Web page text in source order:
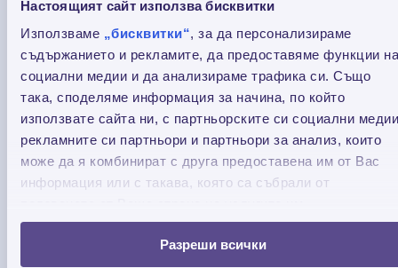
Настоящият сайт използва бисквитки
Използваме „бисквитки“, за да персонализираме
съдържанието и рекламите, да предоставяме функции на
социални медии и да анализираме трафика си. Също
така, споделяме информация за начина, по който
използвате сайта ни, с партньорските си социални
рекламните си партньори и партньори за анализ, които
може да я комбинират с друга предоставена им от Вас
информация или с такава, която са събрали от
Разреши всички
Отстъпка до 35% за кредит Credissimo Плюс -
само в приложението
Вземи отстъпка до 35% за кредит Credissimo
Плюс само в приложението на Credissimo.